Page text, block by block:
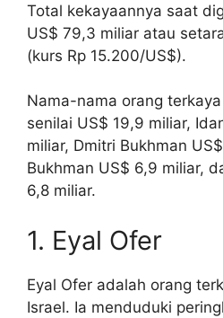
Total kekayaannya saat
US$ 79,3 miliar atau
(kurs Rp 15.200/US$).
Nama-nama orang
senilai US$ 19,9 miliar,
miliar, Dmitri Bukhman
Bukhman US$ 6,9 miliar,
6,8 miliar.
1. Eyal Ofer
Eyal Ofer adalah orang
Israel. Ia menduduki